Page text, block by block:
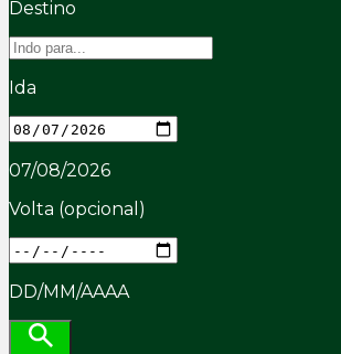
Destino
Ida
07/08/2026
Volta (opcional)
DD/MM/AAAA